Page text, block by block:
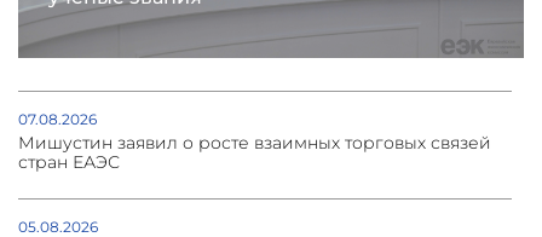
07.08.2026
Мишустин заявил о росте взаимных торговых связей
стран ЕАЭС
05.08.2026